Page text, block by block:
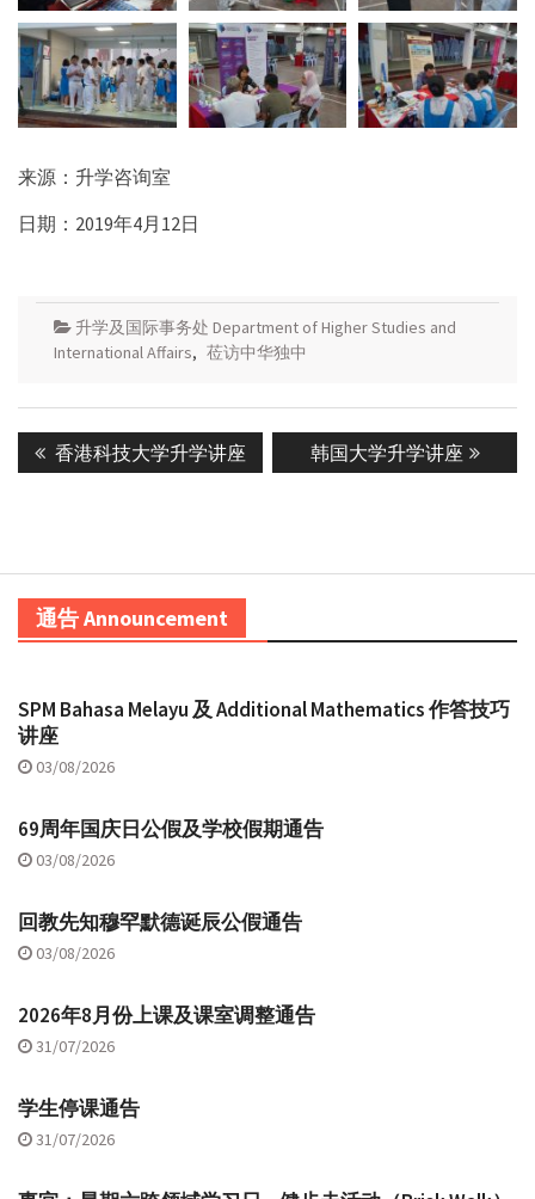
来源：升学咨询室
日期：2019年4月12日
升学及国际事务处 Department of Higher Studies and
International Affairs, 莅访中华独中
navigation
Previous
post:
香港科技大学升学讲座
Next
post:
韩国大学升学讲座
通告 Announcement
SPM Bahasa Melayu 及 Additional Mathematics 作答技巧
讲座
03/08/2026
69周年国庆日公假及学校假期通告
03/08/2026
回教先知穆罕默德诞辰公假通告
03/08/2026
2026年8月份上课及课室调整通告
31/07/2026
学生停课通告
31/07/2026